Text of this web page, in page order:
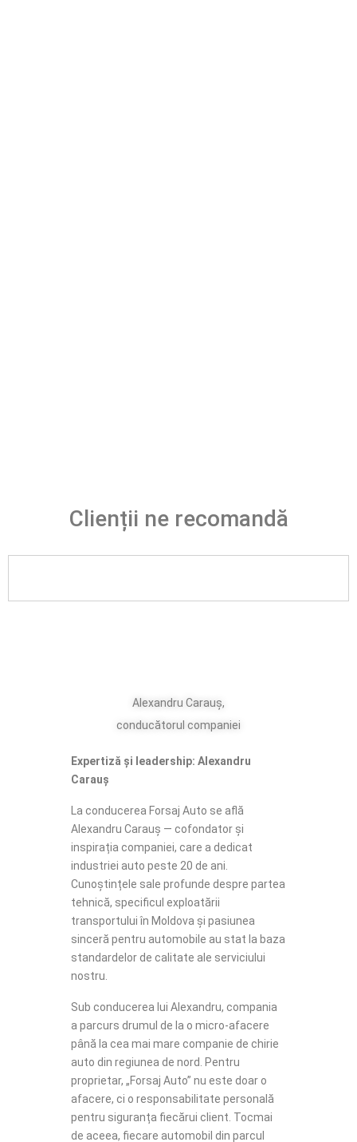
Clienții ne recomandă
Alexandru Carauș,
conducătorul companiei
Expertiză și leadership: Alexandru
Carauș
La conducerea Forsaj Auto se află
Alexandru Carauș — cofondator și
inspirația companiei, care a dedicat
industriei auto peste 20 de ani.
Cunoștințele sale profunde despre partea
tehnică, specificul exploatării
transportului în Moldova și pasiunea
sinceră pentru automobile au stat la baza
standardelor de calitate ale serviciului
nostru.
Sub conducerea lui Alexandru, compania
a parcurs drumul de la o micro-afacere
până la cea mai mare companie de chirie
auto din regiunea de nord. Pentru
proprietar, „Forsaj Auto” nu este doar o
afacere, ci o responsabilitate personală
pentru siguranța fiecărui client. Tocmai
de aceea, fiecare automobil din parcul